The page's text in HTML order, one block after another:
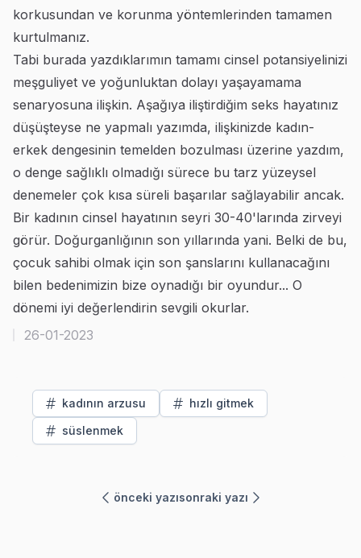
korkusundan ve korunma yöntemlerinden tamamen
kurtulmanız.
Tabi burada yazdıklarımın tamamı cinsel potansiyelinizi
meşguliyet ve yoğunluktan dolayı yaşayamama
senaryosuna ilişkin. Aşağıya iliştirdiğim seks hayatınız
düşüşteyse ne yapmalı yazımda, ilişkinizde kadın-
erkek dengesinin temelden bozulması üzerine yazdım,
o denge sağlıklı olmadığı sürece bu tarz yüzeysel
denemeler çok kısa süreli başarılar sağlayabilir ancak.
Bir kadının cinsel hayatının seyri 30-40'larında zirveyi
görür. Doğurganlığının son yıllarında yani. Belki de bu,
çocuk sahibi olmak için son şanslarını kullanacağını
bilen bedenimizin bize oynadığı bir oyundur... O
dönemi iyi değerlendirin sevgili okurlar.
26-01-2023
kadının arzusu
hızlı gitmek
süslenmek
önceki yazısonraki yazı